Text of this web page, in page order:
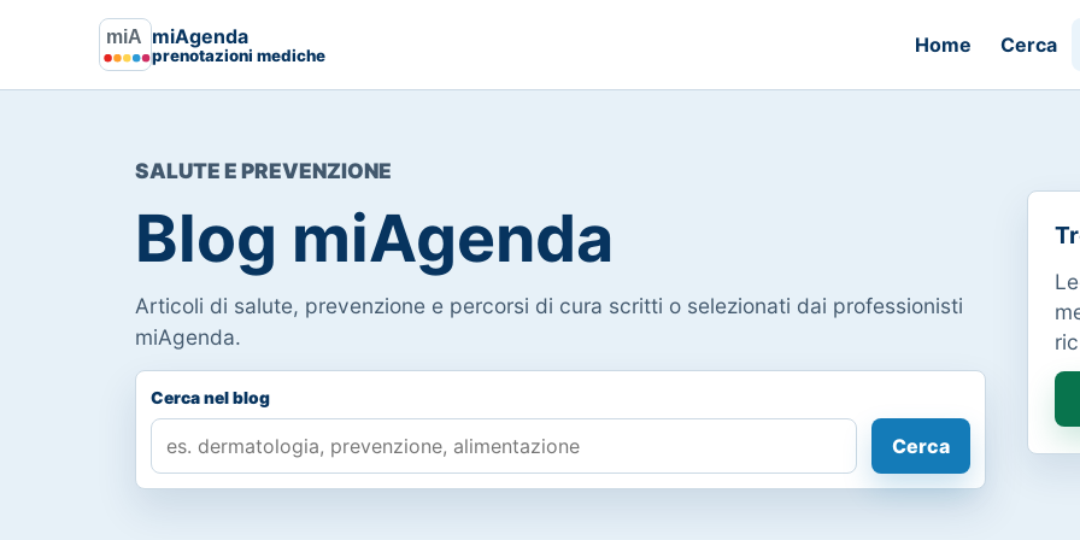
miAgenda
prenotazioni mediche Home Cerca
SALUTE E PREVENZIONE
Blog miAgenda
Articoli di salute, prevenzione e percorsi di cura scritti o selezionati dai professionisti
miAgenda.
Cerca nel blog
Cerca